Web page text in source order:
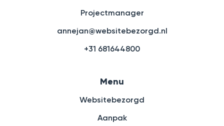
Menu
Websitebezorgd
Aanpak
Projectmanager
annejan@websitebezorgd.nl
+31 681644800